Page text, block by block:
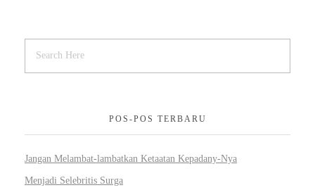
POS-POS TERBARU
Jangan Melambat-lambatkan Ketaatan Kepadany-Nya
Menjadi Selebritis Surga